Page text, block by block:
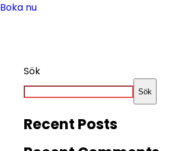
Boka nu
Sök
Sök
Recent Posts